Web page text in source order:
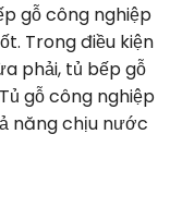
gỗ công nghiệp
Trong điều kiện
phải, tủ bếp gỗ
gỗ công nghiệp
năng chịu nước